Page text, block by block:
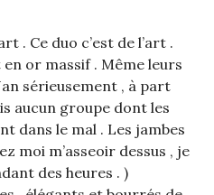
. Ce duo c’est de l’art .
en or massif . Même leurs
sérieusement , à part
aucun groupe dont les
dans le mal . Les jambes
moi m’asseoir dessus , je
des heures . )